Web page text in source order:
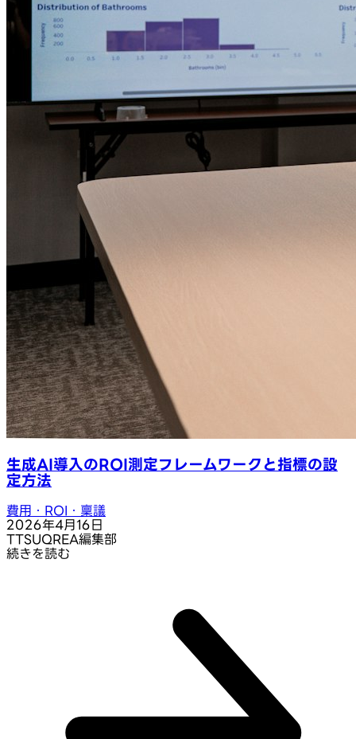
生成AI導入のROI測定フレームワークと指標の設
定方法
費用・ROI・稟議
2026年4月16日
TTSUQREA編集部
続きを読む